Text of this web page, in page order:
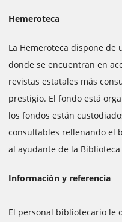
Hemeroteca
La Hemeroteca dispone de
donde se encuentran en
revistas estatales más
prestigio. El fondo está
los fondos están
consultables rellenando el
al ayudante de la Biblioteca
Información y referencia
El personal bibliotecario le